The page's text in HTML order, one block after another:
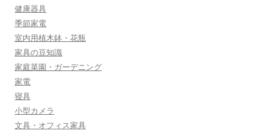
健康器具
季節家電
室内用植木鉢・花瓶
家具の豆知識
家庭菜園・ガーデニング
家電
寝具
小型カメラ
文具・オフィス家具